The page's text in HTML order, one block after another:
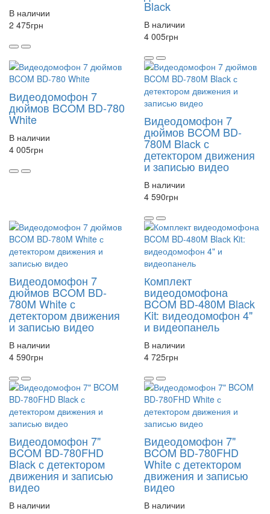
В наличии
2 475грн
Black
В наличии
4 005грн
Видеодомофон 7
дюймов BCOM BD-780
White
В наличии
4 005грн
Видеодомофон 7
дюймов BCOM BD-
780M Black с
детектором движения
и записью видео
В наличии
4 590грн
Видеодомофон 7
дюймов BCOM BD-
780M White с
детектором движения
и записью видео
В наличии
4 590грн
Комплект
видеодомофона
BCOM BD-480M Black
Kit: видеодомофон 4"
и видеопанель
В наличии
4 725грн
Видеодомофон 7"
BCOM BD-780FHD
Black с детектором
движения и записью
видео
В наличии
Видеодомофон 7"
BCOM BD-780FHD
White с детектором
движения и записью
видео
В наличии